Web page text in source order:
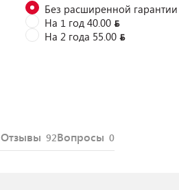
Без расширенной гарантии
На 1 год 40.00
На 2 года 55.00
Отзывы 92Вопросы 0